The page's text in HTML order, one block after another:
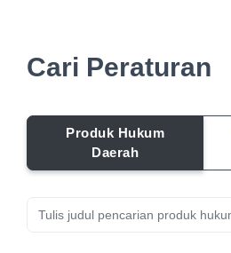
Cari Peraturan
Produk Hukum
Daerah